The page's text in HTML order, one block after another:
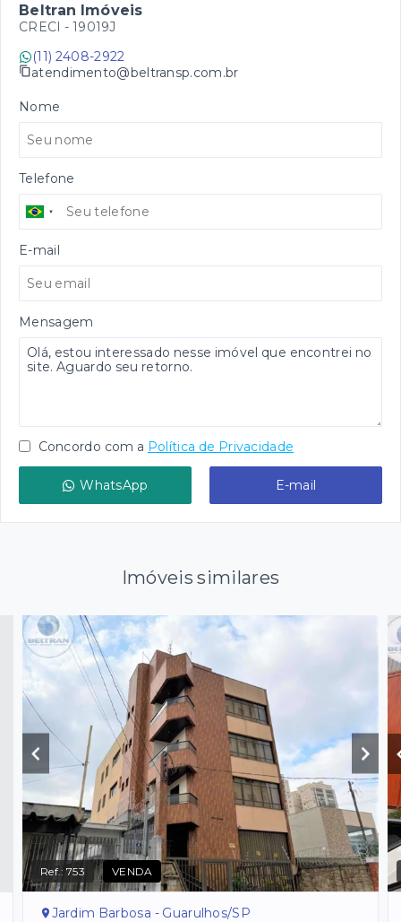
Beltran Imóveis
CRECI - 19019J
(11) 2408-2922
atendimento@beltransp.com.br
Nome
Telefone
E-mail
Mensagem
Concordo com a Política de Privacidade
WhatsApp E-mail
Imóveis similares
Ref.:753 VENDA
Jardim Barbosa - Guarulhos/SP